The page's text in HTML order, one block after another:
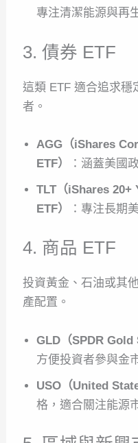
專注清潔能源與再
3. 債券 ETF
這類 ETF 適合追求穩
者。
AGG（iShares
ETF）
：涵蓋美國
TLT（iShares 20+
ETF）
：專注長期
4. 商品 ETF
投資黃金、石油或其
產配置。
GLD（SPDR Gold
方便投資者參與金
USO（United
格，適合關注能源